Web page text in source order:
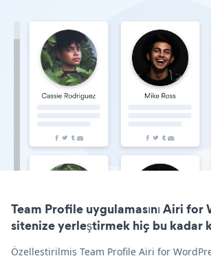
Team Profile uygulamasını Airi for
sitenize yerleştirmek hiç bu kadar
Özelleştirilmiş Team Profile Airi for